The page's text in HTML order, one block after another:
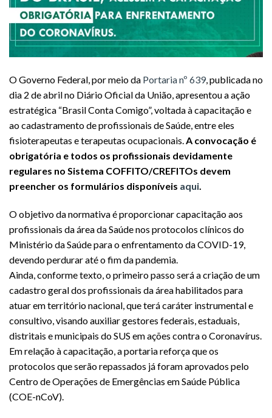
O Governo Federal, por meio da Portaria nº 639, publicada no
dia 2 de abril no Diário Oficial da União, apresentou a ação
estratégica “Brasil Conta Comigo”, voltada à capacitação e
ao cadastramento de profissionais de Saúde, entre eles
fisioterapeutas e terapeutas ocupacionais.A convocação é
obrigatória e todos os profissionais devidamente
regulares no Sistema COFFITO/CREFITOs devem
preencher os formulários disponíveis aqui.
O objetivo da normativa é proporcionar capacitação aos
profissionais da área da Saúde nos protocolos clínicos do
Ministério da Saúde para o enfrentamento da COVID-19,
devendo perdurar até o fim da pandemia.
Ainda, conforme texto, o primeiro passo será a criação de um
cadastro geral dos profissionais da área habilitados para
atuar em território nacional, que terá caráter instrumental e
consultivo, visando auxiliar gestores federais, estaduais,
distritais e municipais do SUS em ações contra o Coronavírus.
Em relação à capacitação, a portaria reforça que os
protocolos que serão repassados já foram aprovados pelo
Centro de Operações de Emergências em Saúde Pública
(COE-nCoV).